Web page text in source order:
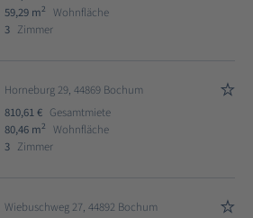
59,29 m2
Wohnfläche
3 Zimmer
Horneburg 29, 44869 Bochum
810,61 € Gesamtmiete
80,46 m2
Wohnfläche
3 Zimmer
Wiebuschweg 27, 44892 Bochum